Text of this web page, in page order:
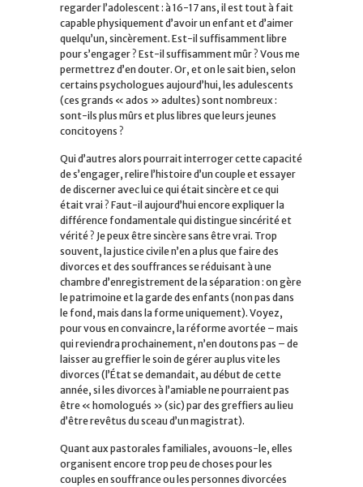
regarder l’adolescent : à 16-17 ans, il est tout à fait
capable physiquement d’avoir un enfant et d’aimer
quelqu’un, sincèrement. Est-il suffisamment libre
pour s’engager ? Est-il suffisamment mûr ? Vous me
permettrez d’en douter. Or, et on le sait bien, selon
certains psychologues aujourd’hui, les adulescents
(ces grands « ados » adultes) sont nombreux :
sont-ils plus mûrs et plus libres que leurs jeunes
concitoyens ?
Qui d’autres alors pourrait interroger cette capacité
de s’engager, relire l’histoire d’un couple et essayer
de discerner avec lui ce qui était sincère et ce qui
était vrai ? Faut-il aujourd’hui encore expliquer la
différence fondamentale qui distingue sincérité et
vérité ? Je peux être sincère sans être vrai. Trop
souvent, la justice civile n’en a plus que faire des
divorces et des souffrances se réduisant à une
chambre d’enregistrement de la séparation : on gère
le patrimoine et la garde des enfants (non pas dans
le fond, mais dans la forme uniquement). Voyez,
pour vous en convaincre, la réforme avortée – mais
qui reviendra prochainement, n’en doutons pas – de
laisser au greffier le soin de gérer au plus vite les
divorces (l’État se demandait, au début de cette
année, si les divorces à l’amiable ne pourraient pas
être « homologués » (sic) par des greffiers au lieu
d’être revêtus du sceau d’un magistrat).
Quant aux pastorales familiales, avouons-le, elles
organisent encore trop peu de choses pour les
couples en souffrance ou les personnes divorcées